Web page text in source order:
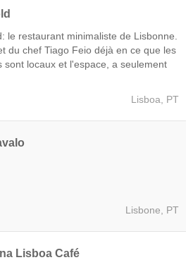
le restaurant minimaliste de Lisbonne.
du chef Tiago Feio déjà en ce que les
sont locaux et l'espace, a seulement
Lisboa, PT
Lisbone, PT
Lisboa Café